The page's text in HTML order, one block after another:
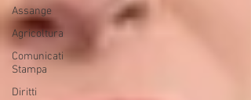
Assange
Agricoltura
Comunicati
Stampa
Diritti